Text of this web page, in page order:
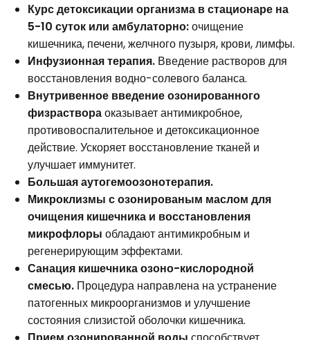
Курс детоксикации организма в стационаре на
5-10 суток или амбулаторно:очищение
кишечника, печени, желчного пузыря, крови, лимфы.
Инфузионная терапия. Введение растворов для
восстановления водно-солевого баланса.
Внутривенное введение озонированного
физраствораоказывает антимикробное,
противовоспалительное и детоксикационное
действие. Ускоряет восстановление тканей и
улучшает иммунитет.
Большая аутогемоозонотерапия.
Микроклизмы с озонированым маслом для
очищения кишечника и восстановления
микрофлоры обладают антимикробным и
регенерирующим эффектами.
Санация кишечника озоно-кислородной
смесью. Процедура направлена на устранение
патогенных микроорганизмов и улучшение
состояния слизистой оболочки кишечника.